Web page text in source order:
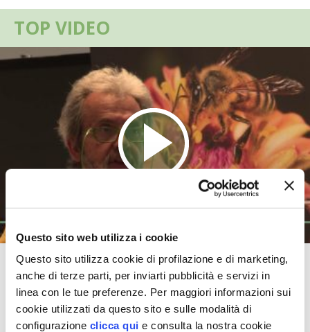
Questo sito web utilizza i cookie
Questo sito utilizza cookie di profilazione e di marketing,
anche di terze parti, per inviarti pubblicità e servizi in
linea con le tue preferenze. Per maggiori informazioni sui
cookie utilizzati da questo sito e sulle modalità di
configurazione clicca qui e consulta la nostra cookie
CORMIK
VIGNETO BIO
PENSA ALTERNATIVO
GARDENA
VERONESI
RIMANI A CONTATTO CON LA NATURA
ARCHMAN
VITA IN CAMPAGNA LA FIERA
NATURALMENTE
TOP VIDEO
L’apicoltura familiare secondo
Alessandro Pistoia
TUTTI I VIDEO